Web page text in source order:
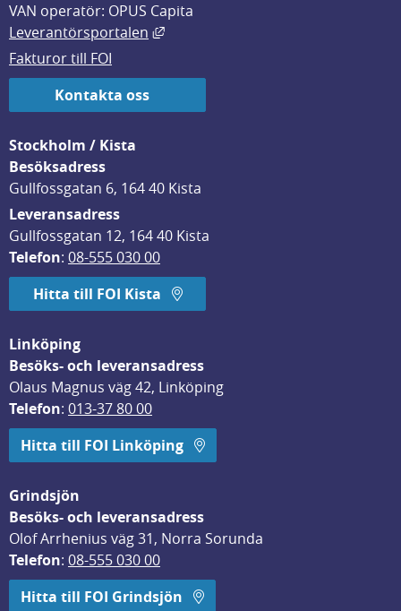
VAN operatör: OPUS Capita
Leverantörsportalen
Länk till annan webbplats, öppnas
Fakturor till FOI
Kontakta oss
Stockholm / Kista
Besöksadress
Gullfossgatan 6, 164 40 Kista
Leveransadress
Gullfossgatan 12, 164 40 Kista
Telefon: 08-555 030 00
Hitta till FOI Kista
Linköping
Besöks- och leveransadress
Olaus Magnus väg 42, Linköping
Telefon: 013-37 80 00
Hitta till FOI Linköping
Grindsjön
Besöks- och leveransadress
Olof Arrhenius väg 31, Norra Sorunda
Telefon: 08-555 030 00
Hitta till FOI Grindsjön